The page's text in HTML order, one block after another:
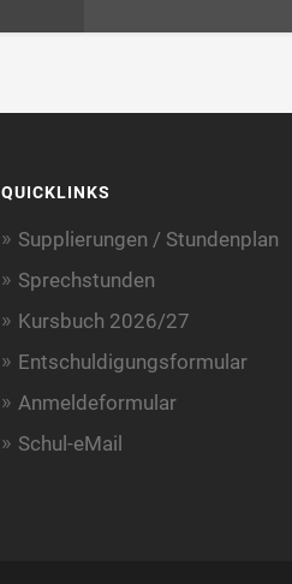
QUICKLINKS
Supplierungen / Stundenplan
Sprechstunden
Kursbuch 2026/27
Entschuldigungsformular
Anmeldeformular
Schul-eMail